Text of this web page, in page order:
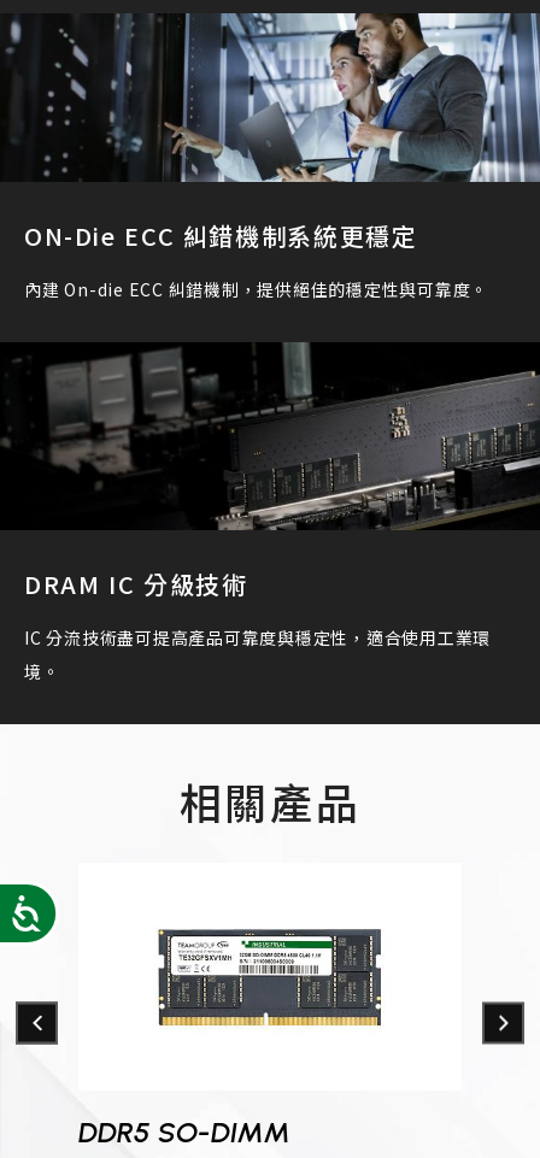
Accessibility
ON-Die ECC 糾錯機制系統更穩定
內建 On-die ECC 糾錯機制，提供絕佳的穩定性與可靠度。
DRAM IC 分級技術
IC 分流技術盡可提高產品可靠度與穩定性，適合使用工業環
境。
相關產品
DDR5 SO-DIMM